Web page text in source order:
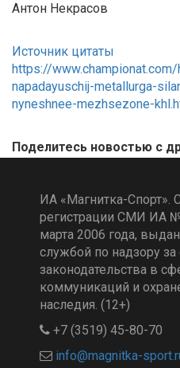
Антон Некрасов
Источник цитаты
https://
napadayuschij-metallurga-
nyneshnee-mezhsezone-
Поделитесь новостью с
ИА «Магнитка-Спорт».
регистрации СМИ ИА
марта 2006 года,
службой по надзору
законодательства в
коммуникаций и
наследия. (12+)
+7 (3519) 45-80-70